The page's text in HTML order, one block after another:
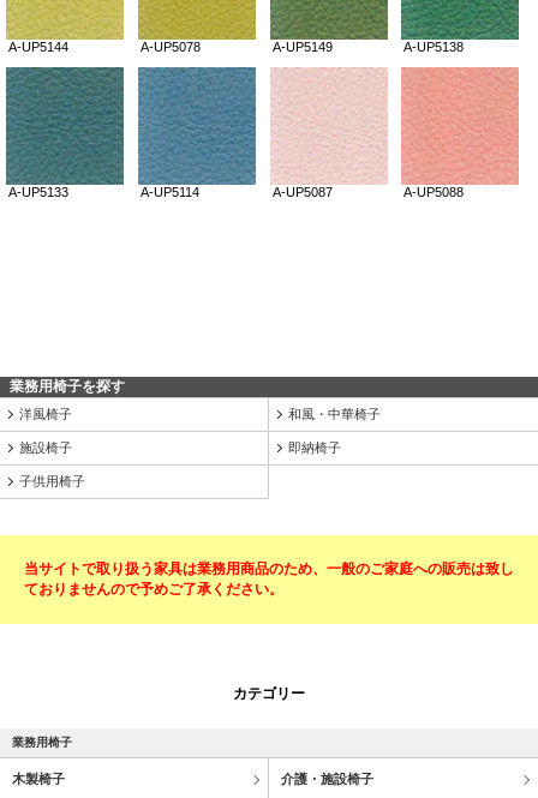
業務用椅子を探す
洋風椅子 和風・中華椅子
施設椅子 即納椅子
子供用椅子
当サイトで取り扱う家具は業務用商品のため、一般のご家庭への販売は致し
ておりませんので予めご了承ください。
カテゴリー
業務用椅子
木製椅子 介護・施設椅子